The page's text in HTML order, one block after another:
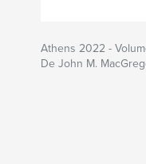
Athens 2022 -
De John M.